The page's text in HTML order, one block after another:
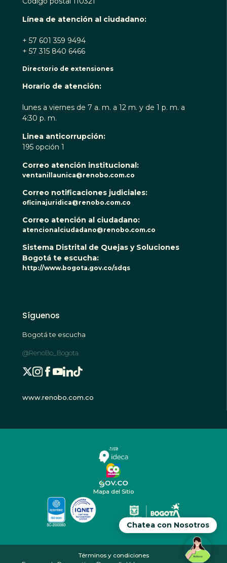
Chatea con Nosotros
Línea de atención al ciudadano:
+ 57 601 359 9494
+ 57 315 840 6466
Directorio de extensiones
Horario de atención:
lunes a viernes de 7 a. m. a 12 m. y de 1 p. m. a
4:30 p. m.
Linea anticorrupción:
195 opción 1
Correo atención institucional:
ventanillaunica@renobo.com.co
Correo notificaciones judiciales:
oficinajuridica@renobo.com.co
Correo atención al ciudadano:
atencionalciudadano@renobo.com.co
Sistema Distrital de Quejas y Soluciones
Bogotá te escucha:
http://www.bogota.gov.co/sdqs
Síguenos
Bogotá te escucha
@RenoBo_Bogota
www.renobo.com.co
Mapa del Sitio
Términos y condiciones